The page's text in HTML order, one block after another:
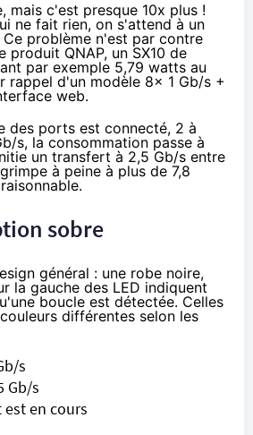
mais c'est presque 10x plus !
ne fait rien, on s'attend à un
problème n'est par contre
produit QNAP, un SX10 de
par exemple 5,79 watts au
rappel d'un modèle 8x 1 Gb/s +
web.
des ports est connecté, 2 à
s, la consommation passe à
un transfert à 2,5 Gb/s entre
à peine à plus de 7,8
sobre
général : une robe noire,
la gauche des LED indiquent
boucle est détectée. Celles
différentes selon les
s
Gb/s
en cours